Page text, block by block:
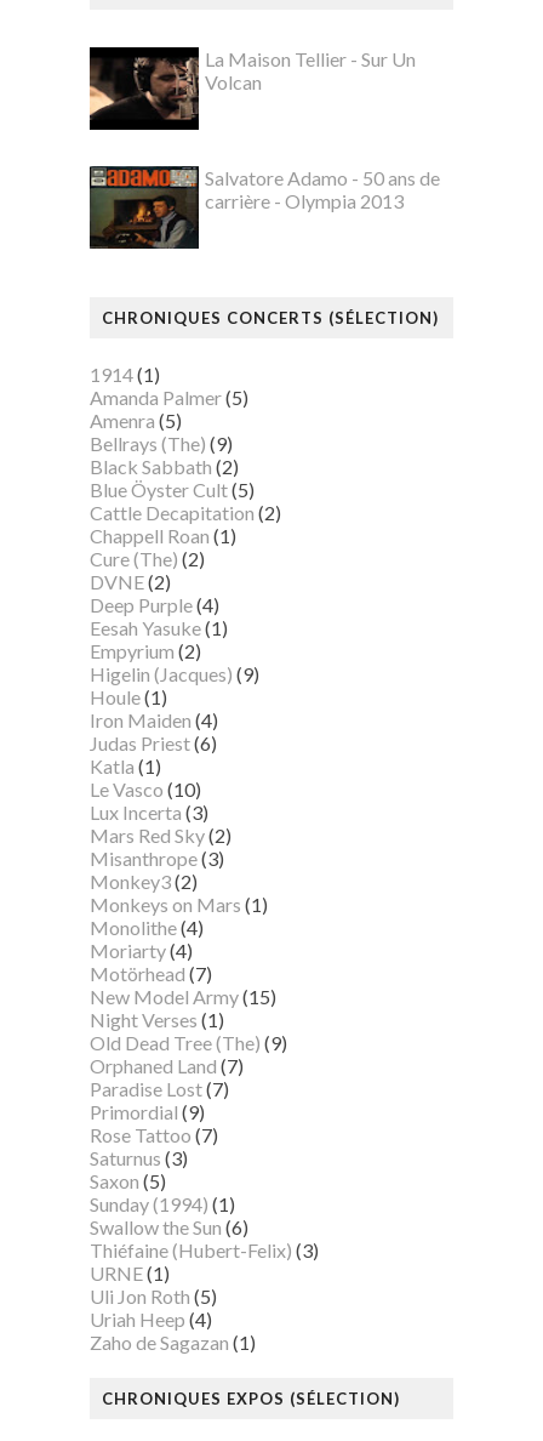
La Maison Tellier - Sur Un
Volcan
Salvatore Adamo - 50 ans de
carrière - Olympia 2013
CHRONIQUES CONCERTS (SÉLECTION)
1914(1)
Amanda Palmer(5)
Amenra (5)
Bellrays (The) (9)
Black Sabbath (2)
Blue Öyster Cult(5)
Cattle Decapitation (2)
Chappell Roan (1)
Cure (The) (2)
DVNE(2)
Deep Purple(4)
Eesah Yasuke(1)
Empyrium (2)
Higelin (Jacques) (9)
Houle(1)
Iron Maiden (4)
Judas Priest(6)
Katla (1)
Le Vasco (10)
Lux Incerta (3)
Mars Red Sky(2)
Misanthrope(3)
Monkey3(2)
Monkeys on Mars (1)
Monolithe(4)
Moriarty(4)
Motörhead (7)
New Model Army(15)
Night Verses (1)
Old Dead Tree (The) (9)
Orphaned Land (7)
Paradise Lost(7)
Primordial (9)
Rose Tattoo (7)
Saturnus (3)
Saxon (5)
Sunday (1994) (1)
Swallow the Sun (6)
Thiéfaine (Hubert-Felix) (3)
URNE(1)
Uli Jon Roth (5)
Uriah Heep (4)
Zaho de Sagazan (1)
CHRONIQUES EXPOS (SÉLECTION)